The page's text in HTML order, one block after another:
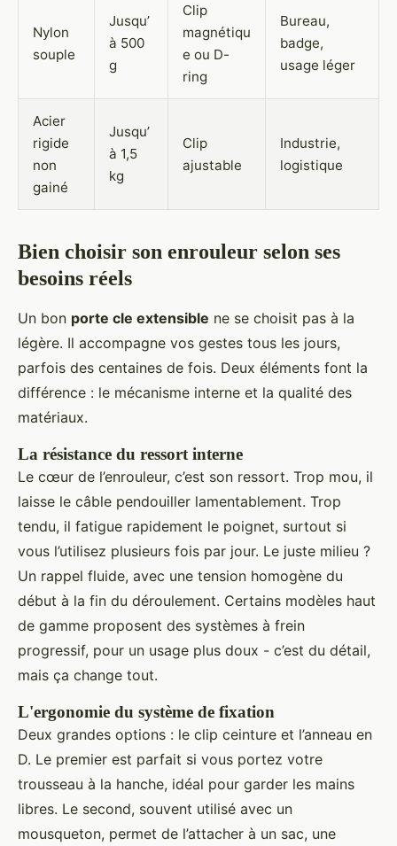
Nylon
souple
Jusqu’
à 500
g
Clip
magnétiqu
e ou D-
ring
Bureau,
badge,
usage léger
Acier
rigide
non
gainé
Jusqu’
à 1,5
kg
Clip
ajustable
Industrie,
logistique
Bien choisir son enrouleur selon ses
besoins réels
Un bon porte cle extensible ne se choisit pas à la
légère. Il accompagne vos gestes tous les jours,
parfois des centaines de fois. Deux éléments font la
différence : le mécanisme interne et la qualité des
matériaux.
La résistance du ressort interne
Le cœur de l’enrouleur, c’est son ressort. Trop mou, il
laisse le câble pendouiller lamentablement. Trop
tendu, il fatigue rapidement le poignet, surtout si
vous l’utilisez plusieurs fois par jour. Le juste milieu ?
Un rappel fluide, avec une tension homogène du
début à la fin du déroulement. Certains modèles haut
de gamme proposent des systèmes à frein
progressif, pour un usage plus doux - c’est du détail,
mais ça change tout.
L'ergonomie du système de fixation
Deux grandes options : le clip ceinture et l’anneau en
D. Le premier est parfait si vous portez votre
trousseau à la hanche, idéal pour garder les mains
libres. Le second, souvent utilisé avec un
mousqueton, permet de l’attacher à un sac, une